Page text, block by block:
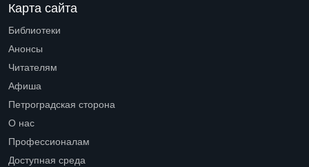
Карта сайта
Библиотеки
Анонсы
Читателям
Афиша
Петроградская сторона
О нас
Профессионалам
Доступная среда